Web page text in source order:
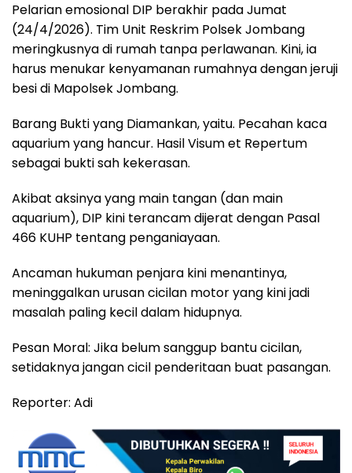
Pelarian emosional DIP berakhir pada Jumat
(24/4/2026). Tim Unit Reskrim Polsek Jombang
meringkusnya di rumah tanpa perlawanan. Kini, ia
harus menukar kenyamanan rumahnya dengan jeruji
besi di Mapolsek Jombang.
Barang Bukti yang Diamankan, yaitu. Pecahan kaca
aquarium yang hancur. Hasil Visum et Repertum
sebagai bukti sah kekerasan.
Akibat aksinya yang main tangan (dan main
aquarium), DIP kini terancam dijerat dengan Pasal
466 KUHP tentang penganiayaan.
Ancaman hukuman penjara kini menantinya,
meninggalkan urusan cicilan motor yang kini jadi
masalah paling kecil dalam hidupnya.
Pesan Moral: Jika belum sanggup bantu cicilan,
setidaknya jangan cicil penderitaan buat pasangan.
Reporter: Adi